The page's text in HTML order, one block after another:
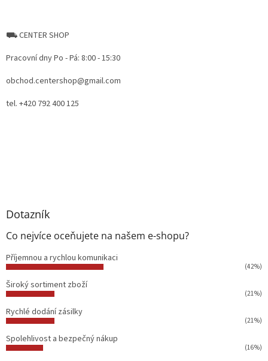
⛟ CENTER SHOP
Pracovní dny Po - Pá: 8:00 - 15:30
obchod.centershop@gmail.com
tel. +420 792 400 125
Dotazník
Co nejvíce oceňujete na našem e-shopu?
Příjemnou a rychlou komunikaci
(42%)
Široký sortiment zboží
(21%)
Rychlé dodání zásilky
(21%)
Spolehlivost a bezpečný nákup
(16%)